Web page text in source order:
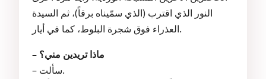
النور الذي اقترب (الذي سمّيناه برقاً)، ثم السيدة
العذراء فوق شجرة البلوط، كما في أيار.
– ماذا تريدين مني؟
– سألت.